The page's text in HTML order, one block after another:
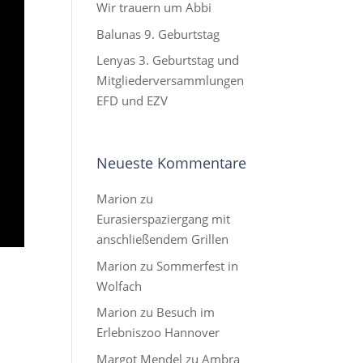
Wir trauern um Abbi
Balunas 9. Geburtstag
Lenyas 3. Geburtstag und
Mitgliederversammlungen
EFD und EZV
Neueste Kommentare
Marion zu
Eurasierspaziergang mit
anschließendem Grillen
Marion zu Sommerfest in
Wolfach
Marion zu Besuch im
Erlebniszoo Hannover
Margot Mendel zuAmbra